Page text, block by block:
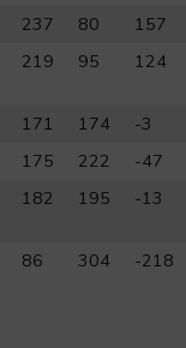
237
80 157
219
95 124
171 174 -3
175
222 -47
182
195 -13
86 304 -218